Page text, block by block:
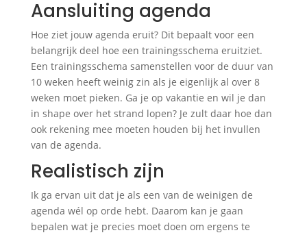
Aansluiting agenda
Hoe ziet jouw agenda eruit? Dit bepaalt voor een
belangrijk deel hoe een trainingsschema eruitziet.
Een trainingsschema samenstellen voor de duur van
10 weken heeft weinig zin als je eigenlijk al over 8
weken moet pieken. Ga je op vakantie en wil je dan
in shape over het strand lopen? Je zult daar hoe dan
ook rekening mee moeten houden bij het invullen
van de agenda.
Realistisch zijn
Ik ga ervan uit dat je als een van de weinigen de
agenda wél op orde hebt. Daarom kan je gaan
bepalen wat je precies moet doen om ergens te